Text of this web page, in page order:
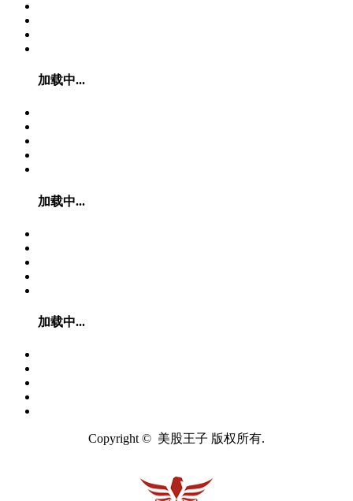
加载中...
加载中...
加载中...
Copyright © 美股王子 版权所有.